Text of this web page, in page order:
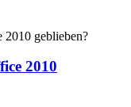
geblieben?
2010